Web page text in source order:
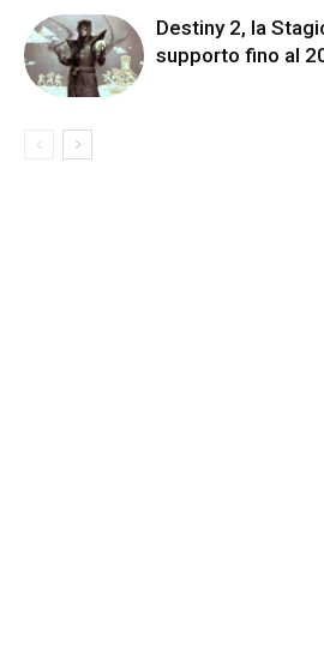
Destiny 2, la
supporto fino al